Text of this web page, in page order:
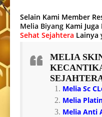
Selain Kami Member
Melia Biyang Kami
Sehat Sejahtera Lainya
MELIA
Melia Sc
Melia
Melia Anti